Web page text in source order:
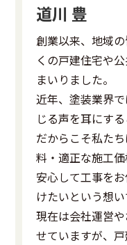
道川 豊
創業以来、地域
くの戸建住宅や
まいりました。
近年、塗装業界
じる声を耳にする
だからこそ私た
料・適正な施工価
安心して工事を
けたいという想い
現在は会社運営
せていますが、